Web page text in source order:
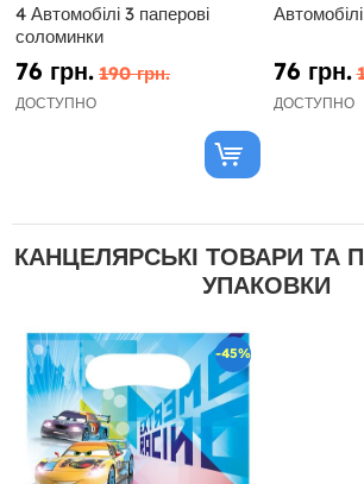
4 Автомобілі 3 паперові
соломинки
76 грн. 190 грн.
ДОСТУПНО
76 грн.
ДОСТУПНО
КАНЦЕЛЯРСЬКІ ТОВАРИ ТА
УПАКОВКИ
-45%